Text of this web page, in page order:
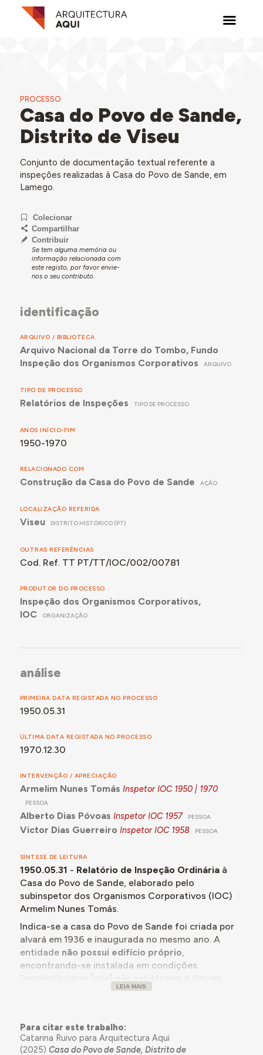
PROCESSO
Casa do Povo de Sande,
Distrito de Viseu
Conjunto de documentação textual referente a
inspeções realizadas à Casa do Povo de Sande, em
Lamego.
Colecionar
Compartilhar
Contribuir
Se tem alguma memória ou
informação relacionada com
este registo, por favor envie-
nos o seu contributo.
identificação
ARQUIVO / BIBLIOTECA
Arquivo Nacional da Torre do Tombo, Fundo
Inspeção dos Organismos Corporativos
ARQUIVO
TIPO DE PROCESSO
Relatórios de Inspeções TIPO DE PROCESSO
ANOS INÍCIO-FIM
1950-1970
RELACIONADO COM
Construção da Casa do Povo de Sande AÇÃO
LOCALIZAÇÃO REFERIDA
Viseu DISTRITO HISTÓRICO (PT)
OUTRAS REFERÊNCIAS
Cod. Ref. TT PT/TT/IOC/002/00781
PRODUTOR DO PROCESSO
Inspeção dos Organismos Corporativos,
IOC
ORGANIZAÇÃO
análise
PRIMEIRA DATA REGISTADA NO PROCESSO
1950.05.31
ÚLTIMA DATA REGISTADA NO PROCESSO
1970.12.30
INTERVENÇÃO / APRECIAÇÃO
Armelim Nunes Tomás Inspetor IOC 1950 | 1970
PESSOA
Alberto Dias Póvoas Inspetor IOC 1957 PESSOA
Victor Dias Guerreiro Inspetor IOC 1958 PESSOA
SÍNTESE DE LEITURA
1950.05.31 - Relatório de Inspeção Ordinária à
Casa do Povo de Sande, elaborado pelo
subinspetor dos Organismos Corporativos (IOC)
Armelim Nunes Tomás.
Indica-se a casa do Povo de Sande foi criada por
alvará em 1936 e inaugurada no mesmo ano. A
entidade não possui edifício próprio,
encontrando-se instalada em condições
vista”, já que se compõe de uma divisão dividida
instalar o Posto Clínico com material
recentemente adquirido.Considera-se de
LEIA MAIS
Para citar este trabalho:
Catarina Ruivo para Arquitectura Aqui
(2025) Casa do Povo de Sande, Distrito de